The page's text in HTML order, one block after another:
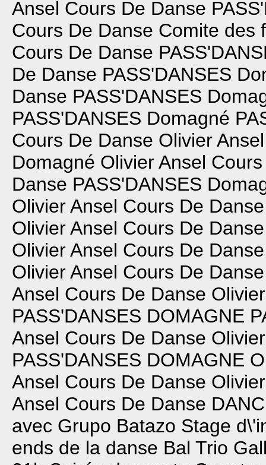
Ansel Cours De Danse
Cours De Danse Comite des
Cours De Danse
De Danse PASS'DANSES
Danse PASS'DANSES
PASS'DANSES Domagné
Cours De Danse Olivier
Domagné Olivier Ansel
Danse PASS'DANSES
Olivier Ansel Cours De Danse
Olivier Ansel Cours De Danse
Olivier Ansel Cours De Danse
Olivier Ansel Cours De Danse
Ansel Cours De Danse
PASS'DANSES DOMAGNE
Ansel Cours De Danse
PASS'DANSES DOMAGNE
Ansel Cours De Danse
Ansel Cours De Danse
avec Grupo Batazo Stage
ends de la danse Bal Trio